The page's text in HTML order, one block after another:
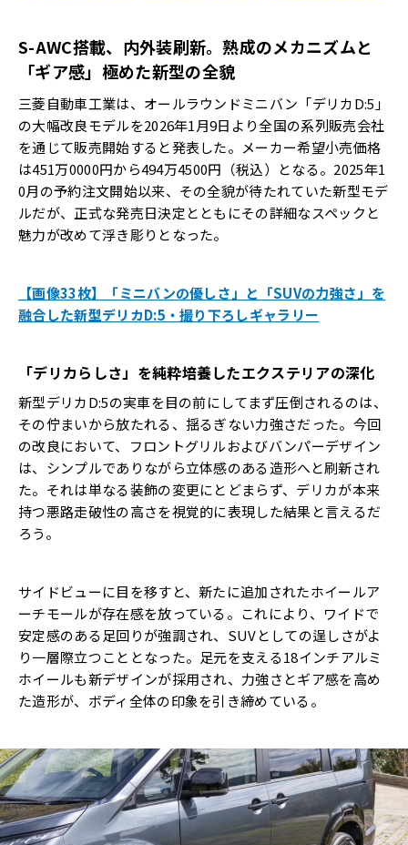
S-AWC搭載、内外装刷新。熟成のメカニズムと
「ギア感」極めた新型の全貌
三菱自動車工業は、オールラウンドミニバン「デリカD:5」
の大幅改良モデルを2026年1月9日より全国の系列販売会社
を通じて販売開始すると発表した。メーカー希望小売価格
は451万0000円から494万4500円（税込）となる。2025年1
0月の予約注文開始以来、その全貌が待たれていた新型モデ
ルだが、正式な発売日決定とともにその詳細なスペックと
魅力が改めて浮き彫りとなった。
【画像33枚】「ミニバンの優しさ」と「SUVの力強さ」を
融合した新型デリカD:5・撮り下ろしギャラリー
「デリカらしさ」を純粋培養したエクステリアの深化
新型デリカD:5の実車を目の前にしてまず圧倒されるのは、
その佇まいから放たれる、揺るぎない力強さだった。今回
の改良において、フロントグリルおよびバンパーデザイン
は、シンプルでありながら立体感のある造形へと刷新され
た。それは単なる装飾の変更にとどまらず、デリカが本来
持つ悪路走破性の高さを視覚的に表現した結果と言えるだ
ろう。
サイドビューに目を移すと、新たに追加されたホイールア
ーチモールが存在感を放っている。これにより、ワイドで
安定感のある足回りが強調され、SUVとしての逞しさがよ
り一層際立つこととなった。足元を支える18インチアルミ
ホイールも新デザインが採用され、力強さとギア感を高め
た造形が、ボディ全体の印象を引き締めている。